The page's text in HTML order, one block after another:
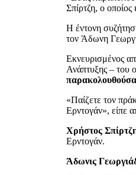
Σπίρτζη, ο
Η έντονη
τον Άδωνη
Εκνευρισμένος
Ανάπτυξης – του
«Παίζετε τον
Ερντογάν», είπε
Χρήστος
Ερντογάν.
Άδωνις